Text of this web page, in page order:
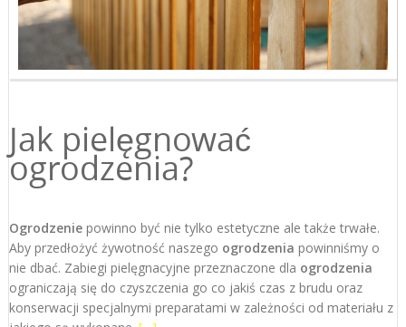
Jak pielęgnować
ogrodzenia?
Ogrodzeniepowinno być nie tylko estetyczne ale także trwałe.
Aby przedłożyć żywotność naszego ogrodzenia powinniśmy o
nie dbać. Zabiegi pielęgnacyjne przeznaczone dla ogrodzenia
ograniczają się do czyszczenia go co jakiś czas z brudu oraz
konserwacji specjalnymi preparatami w zależności od materiału z